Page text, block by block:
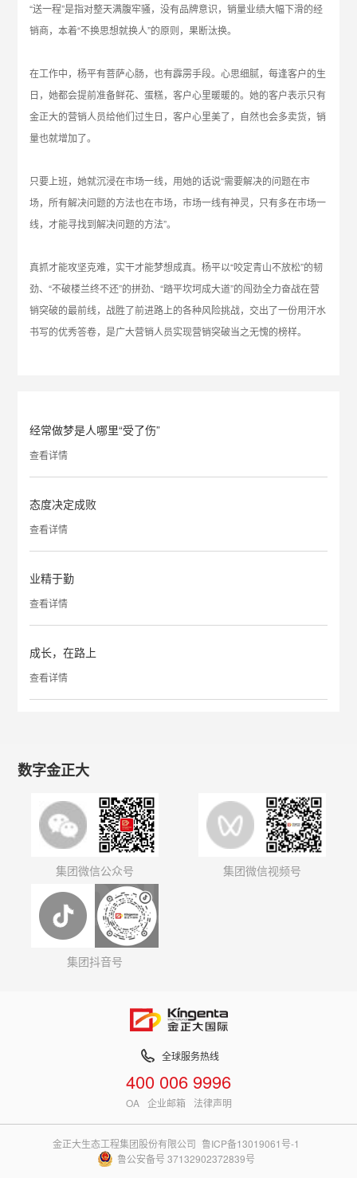
“送一程”是指对整天满腹牢骚，没有品牌意识，销量业绩大幅下滑的经
销商，本着“不换思想就换人”的原则，果断汰换。
在工作中，杨平有菩萨心肠，也有霹雳手段。心思细腻，每逢客户的生
日，她都会提前准备鲜花、蛋糕，客户心里暖暖的。她的客户表示只有
金正大的营销人员给他们过生日，客户心里美了，自然也会多卖货，销
量也就增加了。
只要上班，她就沉浸在市场一线，用她的话说“需要解决的问题在市
场，所有解决问题的方法也在市场，市场一线有神灵，只有多在市场一
线，才能寻找到解决问题的方法”。
真抓才能攻坚克难，实干才能梦想成真。杨平以“咬定青山不放松”的韧
劲、“不破楼兰终不还”的拼劲、“踏平坎坷成大道”的闯劲全力奋战在营
销突破的最前线，战胜了前进路上的各种风险挑战，交出了一份用汗水
书写的优秀答卷，是广大营销人员实现营销突破当之无愧的榜样。
经常做梦是人哪里“受了伤”
查看详情
态度决定成败
查看详情
业精于勤
查看详情
成长，在路上
查看详情
数字金正大
集团微信公众号 集团微信视频号
集团抖音号
全球服务热线
400 006 9996
OA 企业邮箱 法律声明
金正大生态工程集团股份有限公司 鲁ICP备13019061号-1
鲁公安备号 37132902372839号